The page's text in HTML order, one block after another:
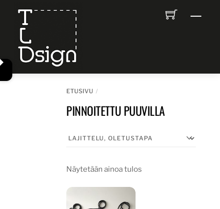
content
ETUSIVU
PINNOITETTU PUUVILLA
Näytetään ainoa tulos